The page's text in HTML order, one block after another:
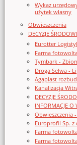
Wykaz
użytek własny
Obwieszczenia
DECYZJE
Eurotter
Farma
Tymbark -
Droga Selwa -
Agaplast
Kanalizacja
DECYZJE
INFORMACJE O
Obwieszczenia
Europrofil Sp.
Farma
Farma